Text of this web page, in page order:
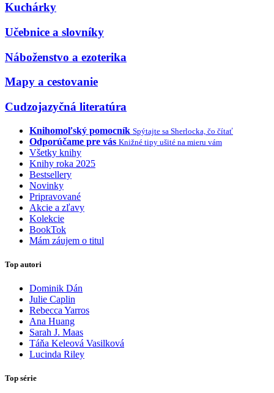
Kuchárky
Učebnice a slovníky
Náboženstvo a ezoterika
Mapy a cestovanie
Cudzojazyčná literatúra
Knihomoľský pomocník Spýtajte sa Sherlocka, čo čítať
Odporúčame pre vás Knižné tipy ušité na mieru vám
Všetky knihy
Knihy roka 2025
Bestsellery
Novinky
Pripravované
Akcie a zľavy
Kolekcie
BookTok
Mám záujem o titul
Top autori
Dominik Dán
Julie Caplin
Rebecca Yarros
Ana Huang
Sarah J. Maas
Táňa Keleová Vasilková
Lucinda Riley
Top série